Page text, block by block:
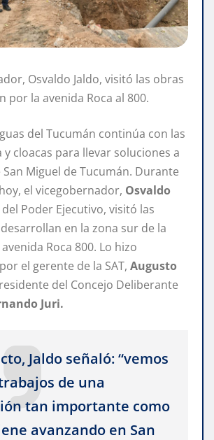
Osvaldo Jaldo, visitó las obras
por la avenida Roca al 800.
del Tucumán continúa con las
y cloacas para llevar soluciones a
Miguel de Tucumán. Durante
el vicegobernador, Osvaldo
Poder Ejecutivo, visitó las
en la zona sur de la
Roca 800. Lo hizo
el gerente de la SAT, Augusto
del Concejo Deliberante
Juri.
Jaldo señaló: “vemos
de una
tan importante como
avanzando en San